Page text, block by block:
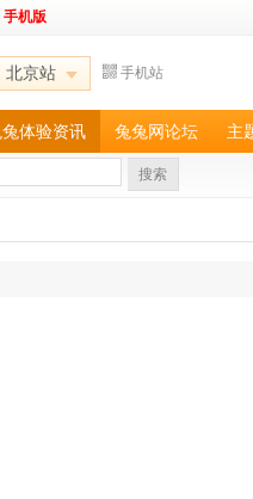
手机版
北京站 手机站
体验资讯 兔兔网论坛 主
搜索